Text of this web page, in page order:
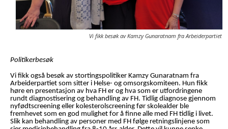
Vi fikk besøk av Kamzy Gunaratnam fra Arbeiderpartiet
Politikerbesøk
Vi fikk også besøk av stortingspolitiker Kamzy Gunaratnam fra
Arbeiderpartiet som sitter i Helse- og omsorgskomiteen. Hun fikk
høre en presentasjon av hva FH er og hva som er utfordringene
rundt diagnostisering og behandling av FH. Tidlig diagnose gjennom
nyfødtscreening eller kolesterolscreening før skolealder ble
fremhevet som en god mulighet for å finne alle med FH tidlig i livet.
Slik kan behandling av personer med FH følge retningslinjene som